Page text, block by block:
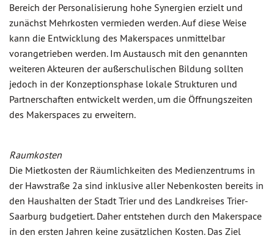
Bereich der Personalisierung hohe Synergien erzielt und
zunächst Mehrkosten vermieden werden. Auf diese Weise
kann die Entwicklung des Makerspaces unmittelbar
vorangetrieben werden. Im Austausch mit den genannten
weiteren Akteuren der außerschulischen Bildung sollten
jedoch in der Konzeptionsphase lokale Strukturen und
Partnerschaften entwickelt werden, um die Öffnungszeiten
des Makerspaces zu erweitern.
Raumkosten
Die Mietkosten der Räumlichkeiten des Medienzentrums in
der Hawstraße 2a sind inklusive aller Nebenkosten bereits in
den Haushalten der Stadt Trier und des Landkreises Trier-
Saarburg budgetiert. Daher entstehen durch den Makerspace
in den ersten Jahren keine zusätzlichen Kosten. Das Ziel